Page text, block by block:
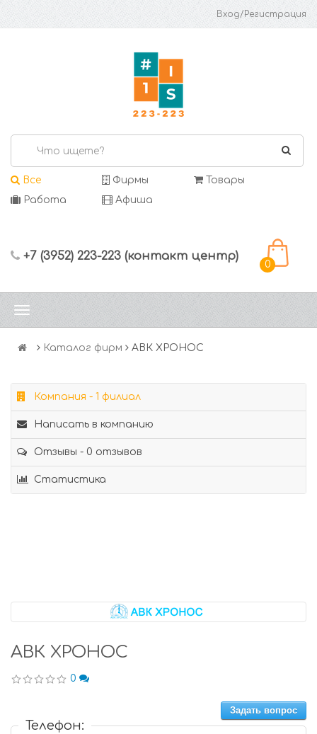
Вход/Регистрация
Все Фирмы
Товары
Работа
Афиша
+7 (3952) 223-223 (контакт центр)
0
Каталог фирм АВК ХРОНОС
Компания - 1 филиал
Написать в компанию
Отзывы - 0 отзывов
Статистика
АВК ХРОНОС
0
Задать вопрос
Телефон: